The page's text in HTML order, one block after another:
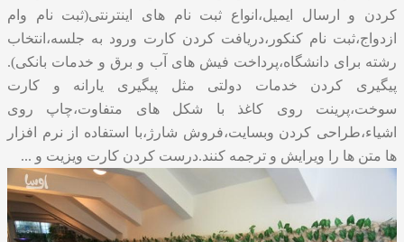
کردن و ارسال ایمیل،انواع ثبت نام های اینترنتی(ثبت نام وام
ازدواج،ثبت نام کنکور،دریافت کردن کارت ورود به جلسه،انتخاب
رشته برای دانشگاه،پرداخت فیش های آب و برق و خدمات بانکی).
پیگیری کردن خدمات دولتی مثل پیگیری یارانه و کارت
سوخت،پرینت روی کاغذ با شکل های متفاوت،چاپ روی
اشیاء،طراحی کردن وبسایت،فروش شارژ،با استفاده از نرم افزار
ها متن ها را ویرایش و ترجمه کنند.درست کردن کارت ویزیت و ...